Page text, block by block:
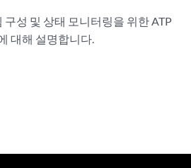
성 및 상태 모니터링을 위한 ATP
대해 설명합니다.